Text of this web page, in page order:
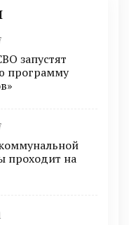
запустят
программу
проходит на